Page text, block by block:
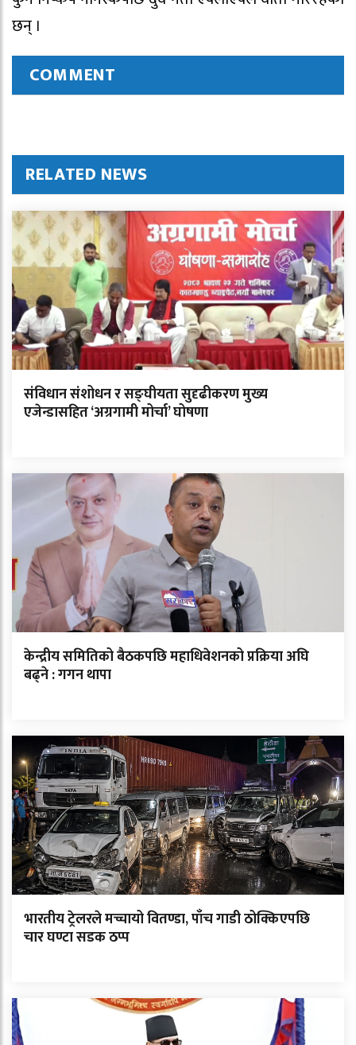
छन् ।
COMMENT
RELATED NEWS
संविधान संशोधन र सङ्घीयता सुदृढीकरण मुख्य
एजेन्डासहित ‘अग्रगामी मोर्चा’ घोषणा
केन्द्रीय समितिको बैठकपछि महाधिवेशनको प्रक्रिया अघि
बढ्ने : गगन थापा
भारतीय ट्रेलरले मच्चायो वितण्डा, पाँच गाडी ठोक्किएपछि
चार घण्टा सडक ठप्प